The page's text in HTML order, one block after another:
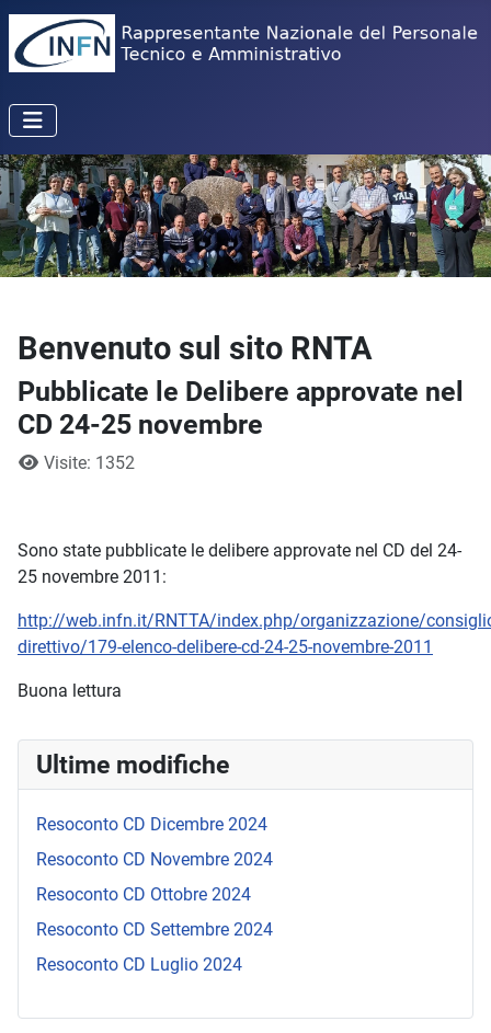
Benvenuto sul sito RNTA
Pubblicate le Delibere approvate nel
CD 24-25 novembre
Dettagli
Visite: 1352
Sono state pubblicate le delibere approvate nel CD del 24-
25 novembre 2011:
http://web.infn.it/RNTTA/index.php/organizzazione/
direttivo/179-elenco-delibere-cd-24-25-novembre-2011
Buona lettura
Ultime modifiche
Resoconto CD Dicembre 2024
Resoconto CD Novembre 2024
Resoconto CD Ottobre 2024
Resoconto CD Settembre 2024
Resoconto CD Luglio 2024